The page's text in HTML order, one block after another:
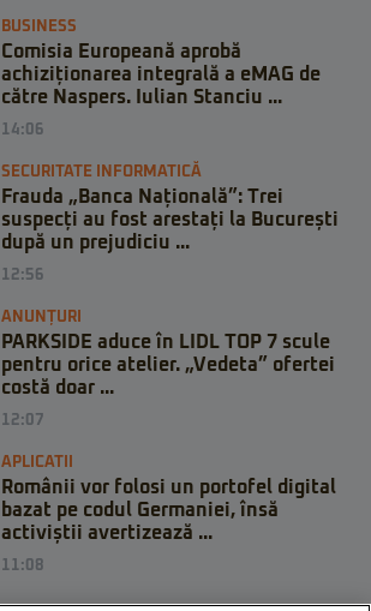
BUSINESS
Comisia Europeană aprobă
achiziționarea integrală a eMAG de
către Naspers. Iulian Stanciu ...
14:06
SECURITATE INFORMATICĂ
Frauda „Banca Națională”: Trei
suspecți au fost arestați la București
după un prejudiciu ...
12:56
ANUNȚURI
PARKSIDE aduce în LIDL TOP 7 scule
pentru orice atelier. „Vedeta” ofertei
costă doar ...
12:07
APLICATII
Românii vor folosi un portofel digital
bazat pe codul Germaniei, însă
activiștii avertizează ...
11:08